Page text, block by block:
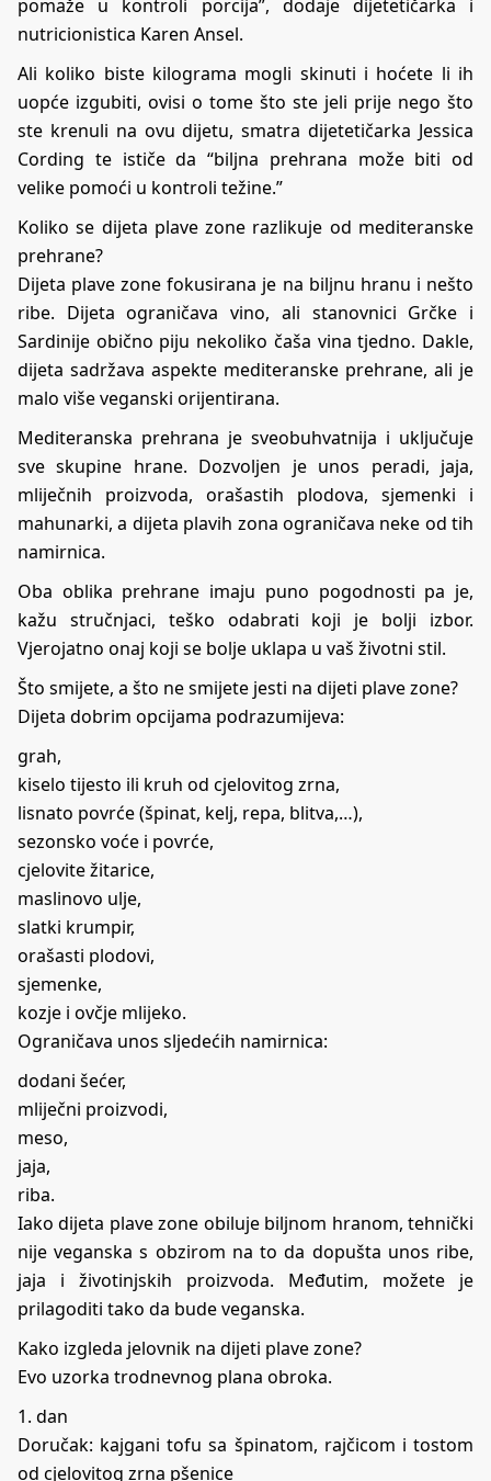
pomaže u kontroli porcija”, dodaje dijetetičarka i
nutricionistica Karen Ansel.
Ali koliko biste kilograma mogli skinuti i hoćete li ih
uopće izgubiti, ovisi o tome što ste jeli prije nego što
ste krenuli na ovu dijetu, smatra dijetetičarka Jessica
Cording te ističe da “biljna prehrana može biti od
velike pomoći u kontroli težine.”
Koliko se dijeta plave zone razlikuje od mediteranske
prehrane?
Dijeta plave zone fokusirana je na biljnu hranu i nešto
ribe. Dijeta ograničava vino, ali stanovnici Grčke i
Sardinije obično piju nekoliko čaša vina tjedno. Dakle,
dijeta sadržava aspekte mediteranske prehrane, ali je
malo više veganski orijentirana.
Mediteranska prehrana je sveobuhvatnija i uključuje
sve skupine hrane. Dozvoljen je unos peradi, jaja,
mliječnih proizvoda, orašastih plodova, sjemenki i
mahunarki, a dijeta plavih zona ograničava neke od tih
namirnica.
Oba oblika prehrane imaju puno pogodnosti pa je,
kažu stručnjaci, teško odabrati koji je bolji izbor.
Vjerojatno onaj koji se bolje uklapa u vaš životni stil.
Što smijete, a što ne smijete jesti na dijeti plave zone?
Dijeta dobrim opcijama podrazumijeva:
grah,
kiselo tijesto ili kruh od cjelovitog zrna,
lisnato povrće (špinat, kelj, repa, blitva,…),
sezonsko voće i povrće,
cjelovite žitarice,
maslinovo ulje,
slatki krumpir,
orašasti plodovi,
sjemenke,
kozje i ovčje mlijeko.
Ograničava unos sljedećih namirnica:
dodani šećer,
mliječni proizvodi,
meso,
jaja,
riba.
Iako dijeta plave zone obiluje biljnom hranom, tehnički
nije veganska s obzirom na to da dopušta unos ribe,
jaja i životinjskih proizvoda. Međutim, možete je
prilagoditi tako da bude veganska.
Kako izgleda jelovnik na dijeti plave zone?
Evo uzorka trodnevnog plana obroka.
1. dan
Doručak: kajgani tofu sa špinatom, rajčicom i tostom
od cjelovitog zrna pšenice